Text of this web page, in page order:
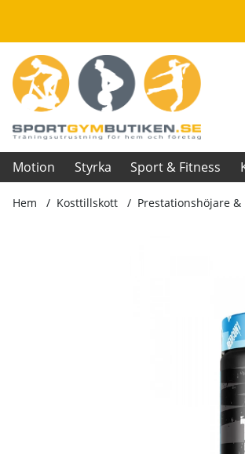
Motion Styrka Sport & Fitness
Hem Kosttillskott Prestationshöjare &